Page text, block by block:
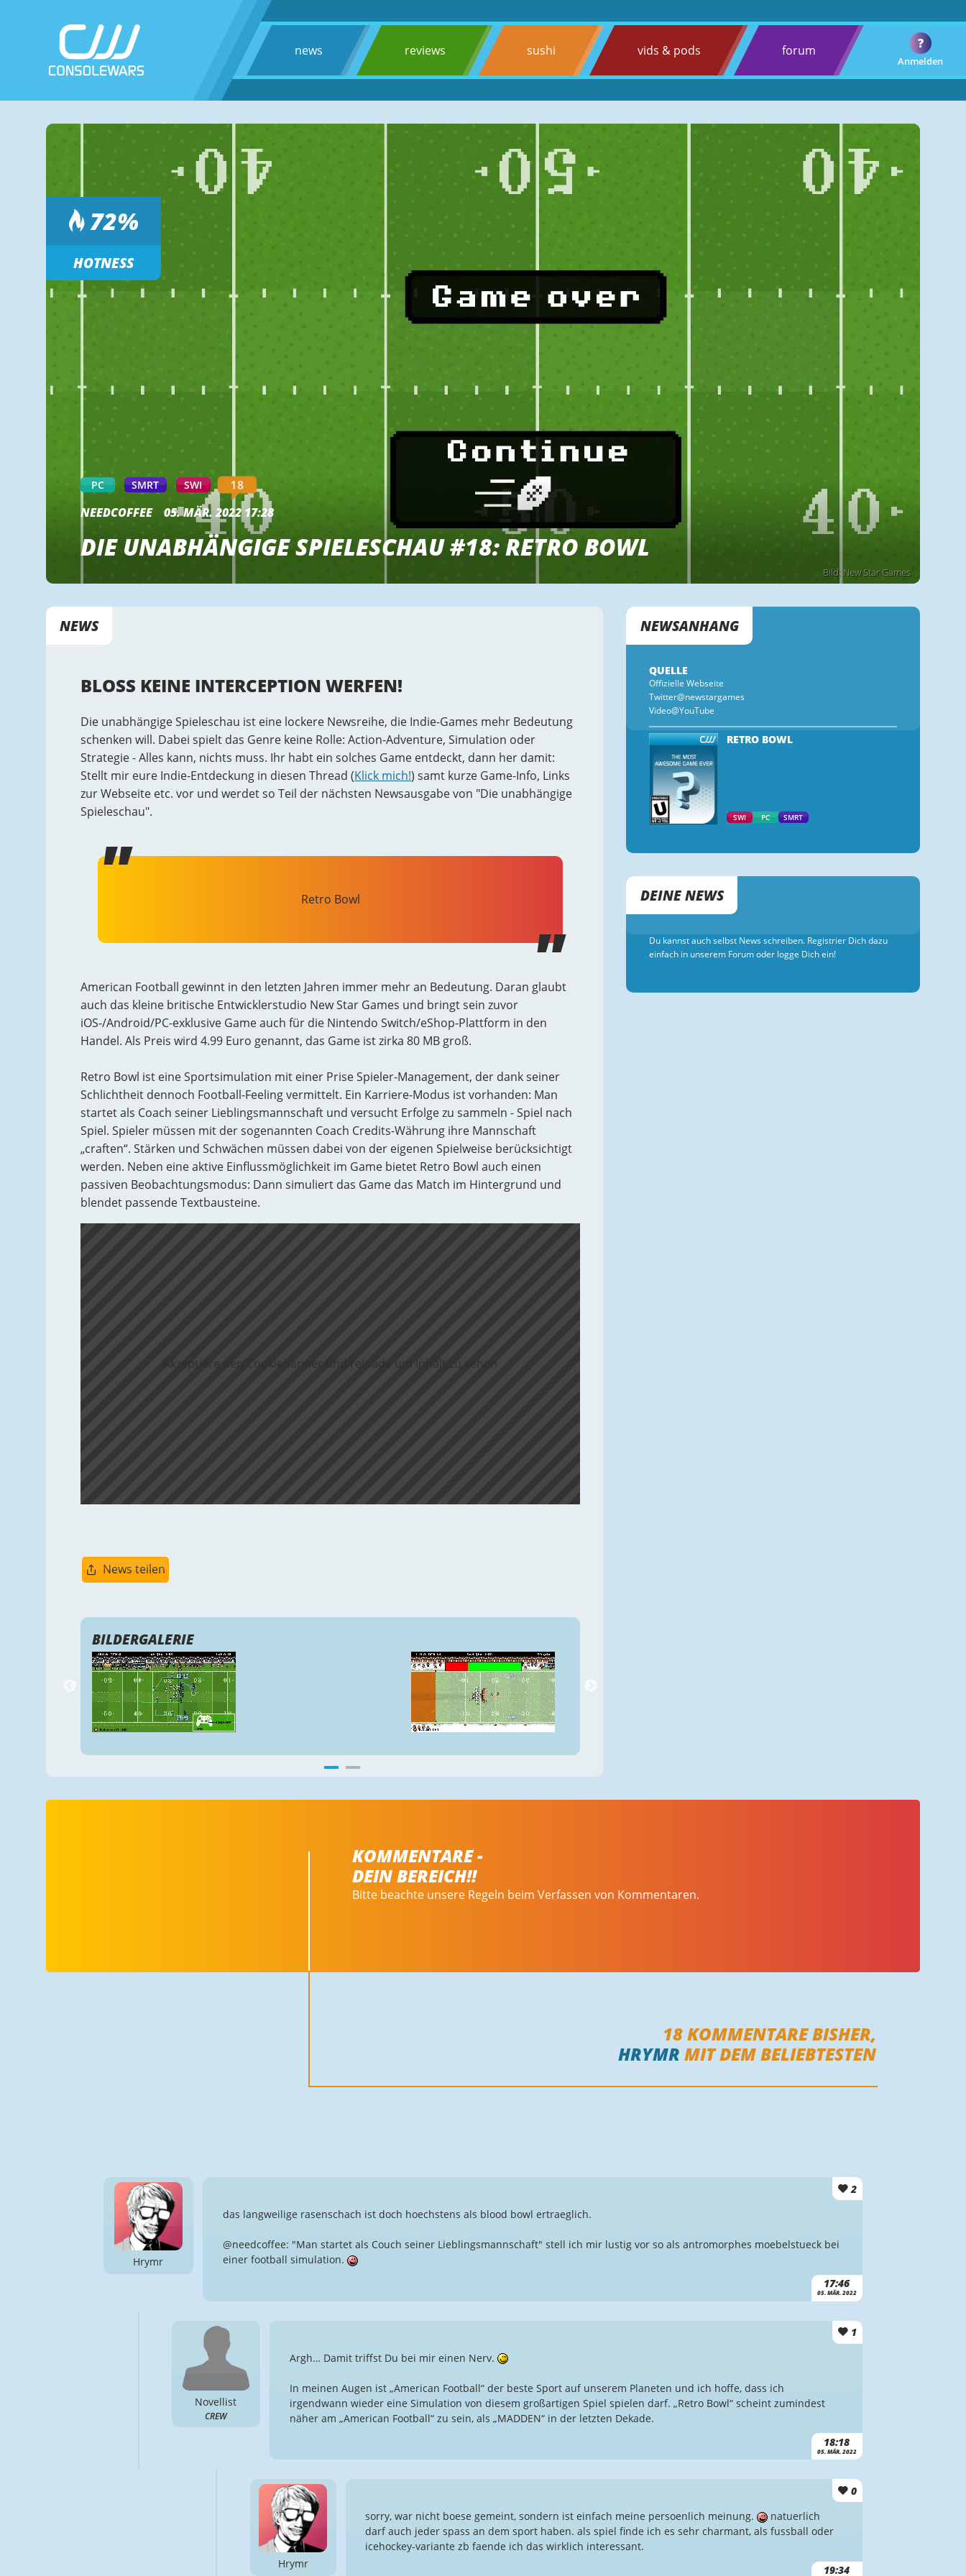
news reviews sushi vids & pods forum
Anmelden
?
Bild: New Star Games
72%
HOTNESS
PC SMRT SWI 18
NEEDCOFFEE 05. MÄR. 2022 17:28
DIE UNABHÄNGIGE SPIELESCHAU #18: RETRO BOWL
NEWS
BLOSS KEINE INTERCEPTION WERFEN!
Die unabhängige Spieleschau ist eine lockere Newsreihe, die Indie-Games mehr Bedeutung
schenken will. Dabei spielt das Genre keine Rolle: Action-Adventure, Simulation oder
Strategie - Alles kann, nichts muss. Ihr habt ein solches Game entdeckt, dann her damit:
Stellt mir eure Indie-Entdeckung in diesen Thread (Klick mich!) samt kurze Game-Info, Links
zur Webseite etc. vor und werdet so Teil der nächsten Newsausgabe von "Die unabhängige
Spieleschau".
Retro Bowl
American Football gewinnt in den letzten Jahren immer mehr an Bedeutung. Daran glaubt
auch das kleine britische Entwicklerstudio New Star Games und bringt sein zuvor
iOS-/Android/PC-exklusive Game auch für die Nintendo Switch/eShop-Plattform in den
Handel. Als Preis wird 4.99 Euro genannt, das Game ist zirka 80 MB groß.
Retro Bowl ist eine Sportsimulation mit einer Prise Spieler-Management, der dank seiner
Schlichtheit dennoch Football-Feeling vermittelt. Ein Karriere-Modus ist vorhanden: Man
startet als Coach seiner Lieblingsmannschaft und versucht Erfolge zu sammeln - Spiel nach
Spiel. Spieler müssen mit der sogenannten Coach Credits-Währung ihre Mannschaft
„craften“. Stärken und Schwächen müssen dabei von der eigenen Spielweise berücksichtigt
werden. Neben eine aktive Einflussmöglichkeit im Game bietet Retro Bowl auch einen
passiven Beobachtungsmodus: Dann simuliert das Game das Match im Hintergrund und
blendet passende Textbausteine.
Akzeptiere den Cookiebanner und reloade um Inhalt zu sehen
News teilen
NEWSANHANG
QUELLE
Offizielle Webseite
Twitter@newstargames
Video@YouTube
RETRO BOWL
SWI PC SMRT
DEINE NEWS
Du kannst auch selbst News schreiben. Registrier Dich dazu
einfach in unserem Forum oder logge Dich ein!
KOMMENTARE -
DEIN BEREICH!!
Bitte beachte unsere Regeln beim Verfassen von Kommentaren.
18KOMMENTARE BISHER,
HRYMR MIT DEM BELIEBTESTEN
Hrymr
2
17:46
05. MÄR. 2022
das langweilige rasenschach ist doch hoechstens als blood bowl ertraeglich.
@needcoffee: "Man startet als Couch seiner Lieblingsmannschaft" stell ich mir lustig vor so als antromorphes moebelstueck bei
einer football simulation.
Novellist
CREW
1
18:18
05. MÄR. 2022
Argh… Damit triffst Du bei mir einen Nerv.
In meinen Augen ist „American Football“ der beste Sport auf unserem Planeten und ich hoffe, dass ich
irgendwann wieder eine Simulation von diesem großartigen Spiel spielen darf. „Retro Bowl“ scheint zumindest
näher am „American Football“ zu sein, als „MADDEN“ in der letzten Dekade.
Hrymr
0
19:34
sorry, war nicht boese gemeint, sondern ist einfach meine persoenlich meinung.
natuerlich
darf auch jeder spass an dem sport haben. als spiel finde ich es sehr charmant, als fussball oder
icehockey-variante zb faende ich das wirklich interessant.